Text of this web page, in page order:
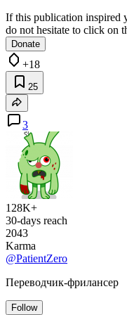
If this publication inspired
do not hesitate to click on
Donate
+18
25
3
128K+
30-days reach
2043
Karma
@PatientZero
Переводчик-фрилансер
Follow